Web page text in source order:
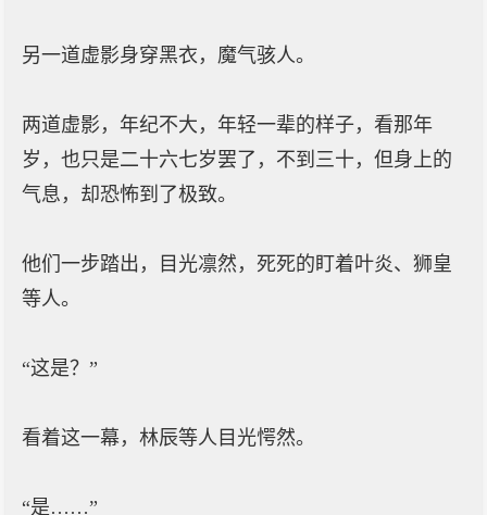
另一道虚影身穿黑衣，魔气骇人。
两道虚影，年纪不大，年轻一辈的样子，看那年
岁，也只是二十六七岁罢了，不到三十，但身上的
气息，却恐怖到了极致。
他们一步踏出，目光凛然，死死的盯着叶炎、狮皇
等人。
“这是？”
看着这一幕，林辰等人目光愕然。
“是……”